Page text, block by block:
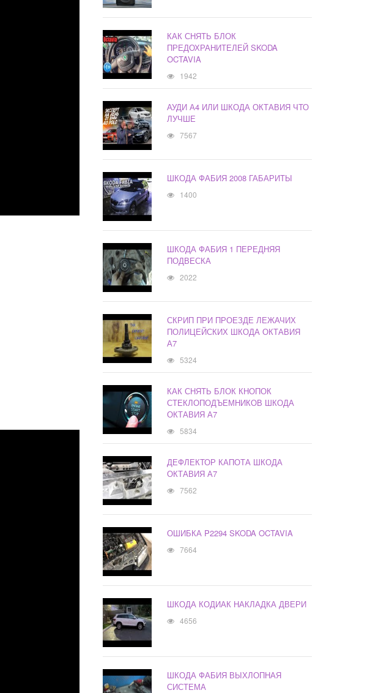
КАК СНЯТЬ БЛОК
ПРЕДОХРАНИТЕЛЕЙ SKODA
OCTAVIA
1942
АУДИ А4 ИЛИ ШКОДА ОКТАВИЯ ЧТО
ЛУЧШЕ
7567
ШКОДА ФАБИЯ 2008 ГАБАРИТЫ
1400
ШКОДА ФАБИЯ 1 ПЕРЕДНЯЯ
ПОДВЕСКА
2022
СКРИП ПРИ ПРОЕЗДЕ ЛЕЖАЧИХ
ПОЛИЦЕЙСКИХ ШКОДА ОКТАВИЯ
А7
5324
КАК СНЯТЬ БЛОК КНОПОК
СТЕКЛОПОДЪЕМНИКОВ ШКОДА
ОКТАВИЯ А7
5834
ДЕФЛЕКТОР КАПОТА ШКОДА
ОКТАВИЯ А7
7562
ОШИБКА P2294 SKODA OCTAVIA
7664
ШКОДА КОДИАК НАКЛАДКА ДВЕРИ
4656
ШКОДА ФАБИЯ ВЫХЛОПНАЯ
СИСТЕМА